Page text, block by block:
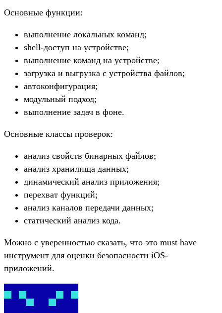
Основные функции:
выполнение локальных команд;
shell-доступ на устройстве;
выполнение команд на устройстве;
загрузка и выгрузка с устройства файлов;
автоконфигурация;
модульный подход;
выполнение задач в фоне.
Основные классы проверок:
анализ свойств бинарных файлов;
анализ хранилища данных;
динамический анализ приложения;
перехват функций;
анализ каналов передачи данных;
статический анализ кода.
Можно с уверенностью сказать, что это must have
инструмент для оценки безопасности iOS-
приложений.